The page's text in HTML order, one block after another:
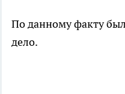
По данному факту
дело.